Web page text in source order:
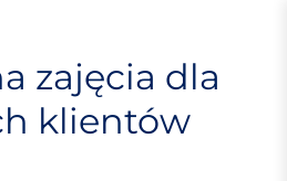
zajęcia dla
klientów